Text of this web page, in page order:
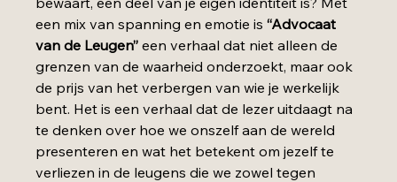
een mix van spanning en emotie is “Advocaat
van de Leugen” een verhaal dat niet alleen de
grenzen van de waarheid onderzoekt, maar ook
de prijs van het verbergen van wie je werkelijk
bent. Het is een verhaal dat de lezer uitdaagt na
te denken over hoe we onszelf aan de wereld
presenteren en wat het betekent om jezelf te
verliezen in de leugens die we zowel tegen